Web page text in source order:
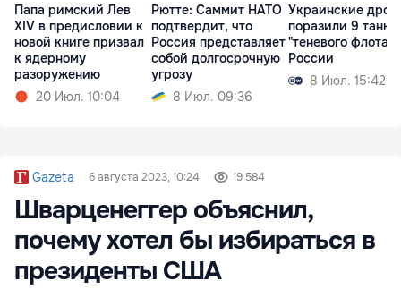
Папа римский Лев
XIV в предисловии к
новой книге призвал
к ядерному
разоружению
20 Июл. 10:04
Рютте: Саммит НАТО
подтвердит, что
Россия представляет
собой долгосрочную
угрозу
8 Июл. 09:36
Украинские
поразили 9
"теневого флота"
России
8 Июл. 15:42
Gazeta 6 августа 2023, 10:24 19 584
Шварценеггер объяснил,
почему хотел бы избираться в
президенты США